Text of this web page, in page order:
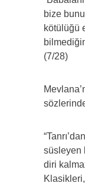
bize
kötülüğü
(7/28)
süsleyen
diri